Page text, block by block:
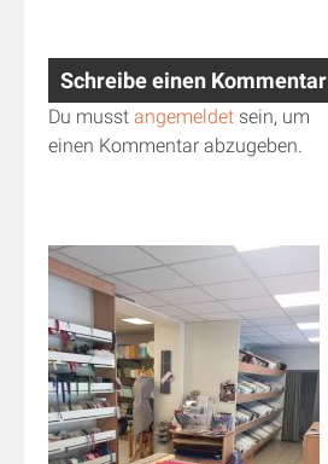
Schreibe einen Kommentar
Du musst angemeldet sein, um
einen Kommentar abzugeben.